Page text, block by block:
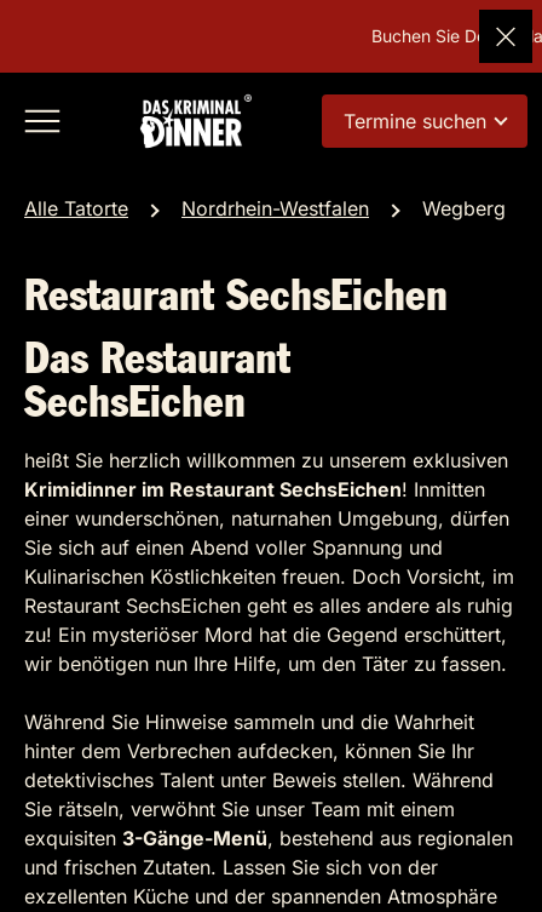
Buchen Sie
Termine suchen
Alle Tatorte Nordrhein-Westfalen Wegberg
Restaurant SechsEichen
Das Restaurant
SechsEichen
heißt Sie herzlich willkommen zu unserem exklusiven
Krimidinner im Restaurant SechsEichen! Inmitten
einer wunderschönen, naturnahen Umgebung, dürfen
Sie sich auf einen Abend voller Spannung und
Kulinarischen Köstlichkeiten freuen. Doch Vorsicht, im
Restaurant SechsEichen geht es alles andere als ruhig
zu! Ein mysteriöser Mord hat die Gegend erschüttert,
wir benötigen nun Ihre Hilfe, um den Täter zu fassen.
Während Sie Hinweise sammeln und die Wahrheit
hinter dem Verbrechen aufdecken, können Sie Ihr
detektivisches Talent unter Beweis stellen. Während
Sie rätseln, verwöhnt Sie unser Team mit einem
exquisiten 3-Gänge-Menü, bestehend aus regionalen
und frischen Zutaten. Lassen Sie sich von der
exzellenten Küche und der spannenden Atmosphäre